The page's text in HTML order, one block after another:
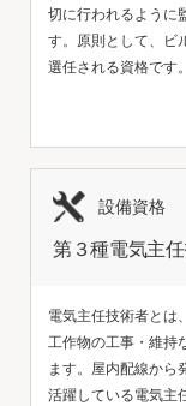
切に行われるように
す。原則として、ビ
選任される資格です。
設備資格
第３種電気主
電気主任技術者とは
工作物の工事・維持
ます。屋内配線から
活躍している電気主